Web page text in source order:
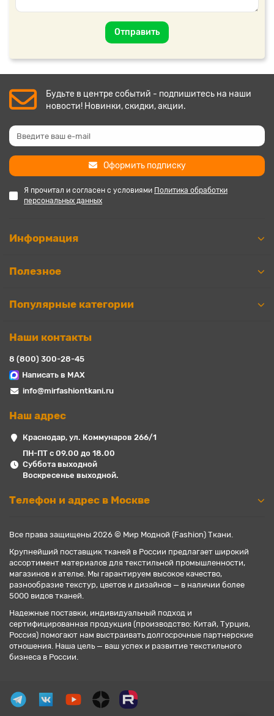
Отправить
Будьте в центре событий - подпишитесь на наши
новости! Новинки, скидки, акции.
Оформить подписку
Я прочитал и согласен с условиями Политика обработки
персональных данных
Информация
Полезное
Популярные категории
Наши контакты
8 (800) 300-28-45
Написать в MAX
info@mirfashiontkani.ru
Наш адрес
Краснодар, ул. Коммунаров 266/1
ПН-ПТ с 09.00 до 18.00
Суббота выходной
Воскресенье выходной.
Телефон и адрес в Москве
Все права защищены 2026 © Мир Модной (Fashion) Ткани.
Крупнейший поставщик тканей в России предлагает широкий
ассортимент материалов для текстильной промышленности,
магазинов и ателье. Мы гарантируем высокое качество,
разнообразие текстур, цветов и дизайнов — в наличии более
5000 видов тканей.
Надежные поставки, индивидуальный подход и
сертифицированная продукция (производство: Китай, Турция,
Россия) помогают нам выстраивать долгосрочные партнерские
отношения. Наша цель — ваш успех и развитие текстильного
бизнеса в России.